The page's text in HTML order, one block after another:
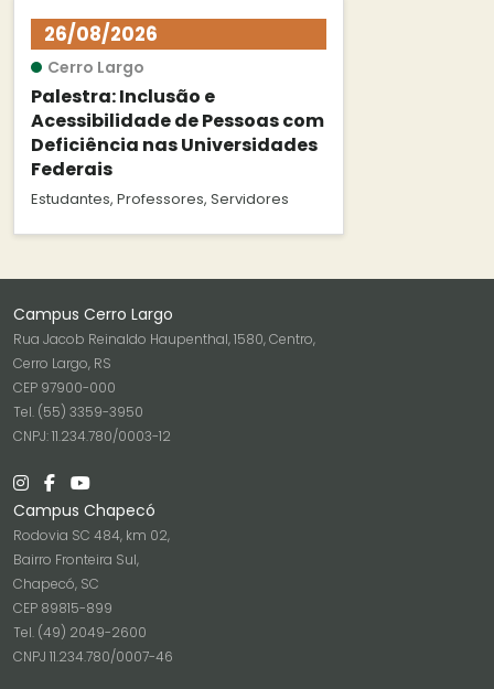
26/08/2026
Cerro Largo
Palestra: Inclusão e
Acessibilidade de Pessoas com
Deficiência nas Universidades
Federais
Estudantes, Professores, Servidores
Campus Cerro Largo
Rua Jacob Reinaldo Haupenthal, 1580, Centro,
Cerro Largo, RS
CEP 97900-000
Tel. (55) 3359-3950
CNPJ: 11.234.780/0003-12
Campus Chapecó
Rodovia SC 484, km 02,
Bairro Fronteira Sul,
Chapecó, SC
CEP 89815-899
Tel. (49) 2049-2600
CNPJ 11.234.780/0007-46